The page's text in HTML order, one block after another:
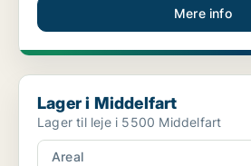
Mere info
Lager i Middelfart
Lager i Middelfart
Lager til leje i 5500 Middelfart
Areal